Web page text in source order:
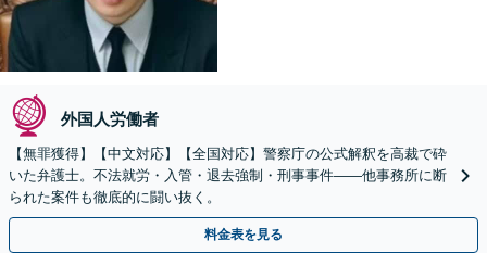
外国人労働者
【無罪獲得】【中文対応】【全国対応】警察庁の公式解釈を高裁で砕
いた弁護士。不法就労・入管・退去強制・刑事事件——他事務所に断
られた案件も徹底的に闘い抜く。
料金表を見る